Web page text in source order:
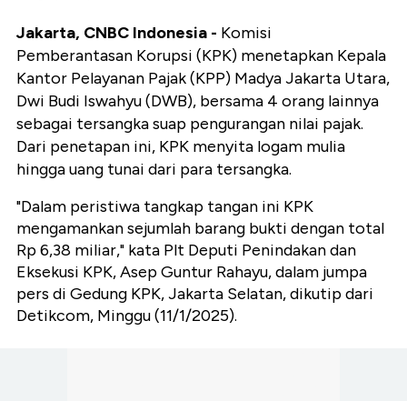
Jakarta, CNBC Indonesia - Komisi
Pemberantasan Korupsi (KPK) menetapkan Kepala
Kantor Pelayanan Pajak (KPP) Madya Jakarta Utara,
Dwi Budi Iswahyu (DWB), bersama 4 orang lainnya
sebagai tersangka suap pengurangan nilai pajak.
Dari penetapan ini, KPK menyita logam mulia
hingga uang tunai dari para tersangka.
"Dalam peristiwa tangkap tangan ini KPK
mengamankan sejumlah barang bukti dengan total
Rp 6,38 miliar," kata Plt Deputi Penindakan dan
Eksekusi KPK, Asep Guntur Rahayu, dalam jumpa
pers di Gedung KPK, Jakarta Selatan, dikutip dari
Detikcom, Minggu (11/1/2025).